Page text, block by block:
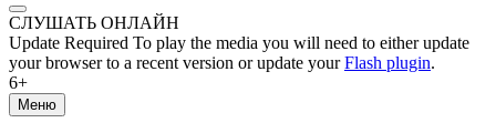
СЛУШАТЬ ОНЛАЙН
Update Required To play the media you will need to either update
your browser to a recent version or update yourFlash plugin.
6+
Меню